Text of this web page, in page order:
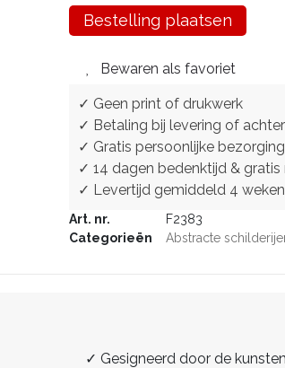
Bestelling plaatsen
Bewaren als favoriet
✓ Geen print of drukwerk
✓ Betaling bij levering of
✓ Gratis persoonlijke bezorging
✓ 14 dagen bedenktijd & gratis
✓ Levertijd gemiddeld 4 weken
Art. nr.
F2383
Categorieën
Abstracte
✓ Gesigneerd door de